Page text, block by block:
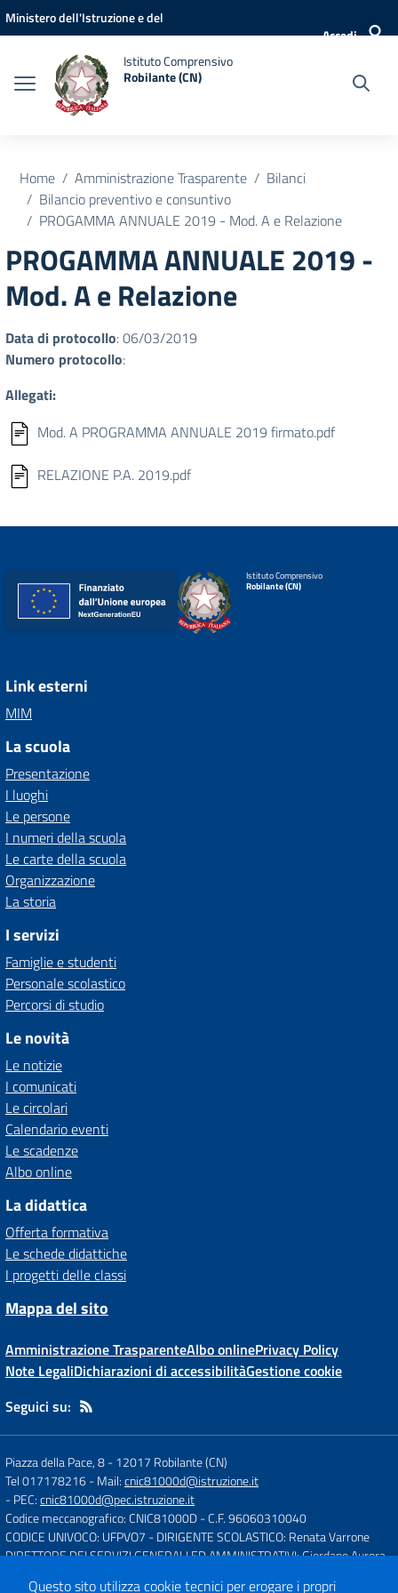
Vai ai contenuti
Vai al menu di navigazione
Vai al footer
Ministero dell'Istruzione e del
Accedi
Istituto Comprensivo
Robilante (CN)
Home Amministrazione Trasparente
Bilanci
Bilancio preventivo e consuntivo
PROGAMMA ANNUALE 2019 - Mod. A e Relazione
PROGAMMA ANNUALE 2019 -
Mod. A e Relazione
Data di protocollo: 06/03/2019
Numero protocollo:
Allegati:
Mod. A PROGRAMMA ANNUALE 2019 firmato.pdf
RELAZIONE P.A. 2019.pdf
Istituto Comprensivo
Robilante (CN)
Link esterni
MIM
La scuola
Presentazione
I luoghi
Le persone
I numeri della scuola
Le carte della scuola
Organizzazione
La storia
I servizi
Famiglie e studenti
Personale scolastico
Percorsi di studio
Le novità
Le notizie
I comunicati
Le circolari
Calendario eventi
Le scadenze
Albo online
La didattica
Offerta formativa
Le schede didattiche
I progetti delle classi
Mappa del sito
Amministrazione TrasparenteAlbo onlinePrivacy Policy
Note LegaliDichiarazioni di accessibilitàGestione cookie
Seguici su:
Piazza della Pace, 8-12017 Robilante (CN)
Tel 017178216- Mail:cnic81000d@istruzione.it
- PEC:cnic81000d@pec.istruzione.it
Codice meccanografico: CNIC81000D- C.F. 96060310040
CODICE UNIVOCO: UFPVO7 - DIRIGENTE SCOLASTICO: Renata Varrone
DIRETTORE DEI SERVIZI GENERALI ED AMMINISTRATIVI: Giordano Aurora
Questo sito utilizza cookie tecnici per erogare i propri